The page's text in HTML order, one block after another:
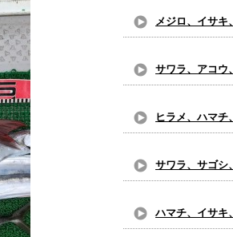
メジロ、イサキ
サワラ、アコウ
ヒラメ、ハマチ
サワラ、サゴシ
とし込み釣り
ハマチ、イサキ